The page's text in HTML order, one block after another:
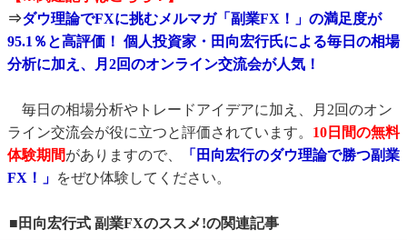
⇒ダウ理論でFXに挑むメルマガ「副業FX！」の満足度が
95.1％と高評価！ 個人投資家・田向宏行氏による毎日の相場
分析に加え、月2回のオンライン交流会が人気！
毎日の相場分析やトレードアイデアに加え、月2回のオン
ライン交流会が役に立つと評価されています。 10日間の無料
体験期間がありますので、
「田向宏行のダウ理論で勝つ副業
FX！」 をぜひ体験してください。
■田向宏行式 副業FXのススメ!の関連記事